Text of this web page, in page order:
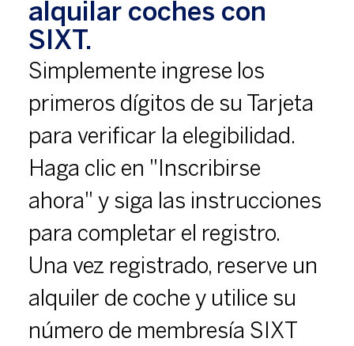
alquilar coches con
SIXT.
Simplemente ingrese los
primeros dígitos de su Tarjeta
para verificar la elegibilidad.
Haga clic en "Inscribirse
ahora" y siga las instrucciones
para completar el registro.
Una vez registrado, reserve un
alquiler de coche y utilice su
número de membresía SIXT